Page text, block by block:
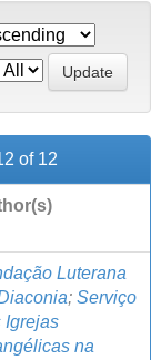
of 12
Luterana
; Serviço
Igrejas
na